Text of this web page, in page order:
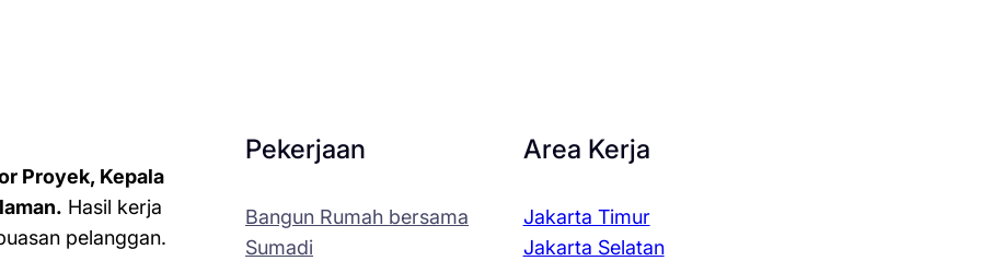
Proyek, Kepala
Hasil kerja
pelanggan.
Pekerjaan
Bangun Rumah bersama
Sumadi
Area Kerja
Jakarta Timur
Jakarta Selatan